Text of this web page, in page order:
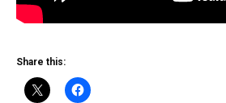
Share this: